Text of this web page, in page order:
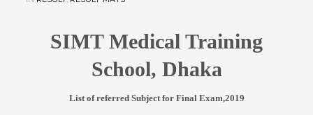
SIMT Medical Training
School, Dhaka
List of referred Subject for Final Exam,2019